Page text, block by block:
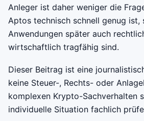
Anleger ist daher weniger die
Aptos technisch schnell genug ist,
Anwendungen später auch
wirtschaftlich tragfähig sind.
Dieser Beitrag ist eine
keine Steuer-, Rechts- oder
komplexen Krypto-Sachverhalten
individuelle Situation fachlich